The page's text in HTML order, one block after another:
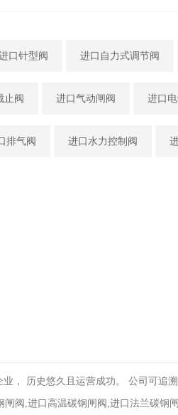
口针型阀 进口自力式调节阀
止阀 进口气动闸阀 进口
排气阀 进口水力控制阀
， 历史悠久且运营成功。 公司可追溯
阀,进口高温碳钢闸阀,进口法兰碳钢闸